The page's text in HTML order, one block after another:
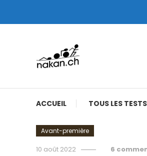
ACCUEIL TOUS LES TESTS
Avant-première
10 août 2022 6